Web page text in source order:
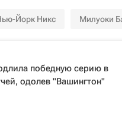
Йорк Никс Милуоки
победную серию в
одолев "Вашингтон"